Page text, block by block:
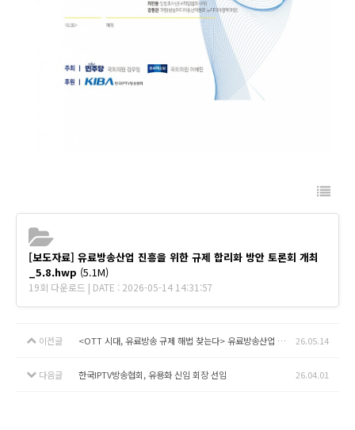
[보도자료] 유료방송산업 진흥을 위한 규제 합리화 방안 토론회 개최
_5.8.hwp (5.1M)
19회 다운로드 | DATE : 2026-05-14 14:31:57
이전글 <OTT 시대, 유료방송 규제 해법 찾는다> 유료방송산업 진흥을 위한 규제 합리화 방안 토론회 개최_5/13 26.05.14
다음글 한국IPTV방송협회, 유용화 신임 회장 선임 26.04.01